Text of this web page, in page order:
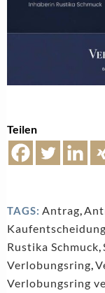
Teilen
TAGS: Antrag,
Kaufentscheidung
Rustika Schmuck,
Verlobungsring,
Verlobungsring